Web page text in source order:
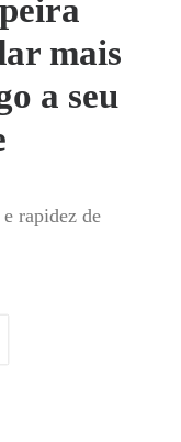
mais
a seu
rapidez de